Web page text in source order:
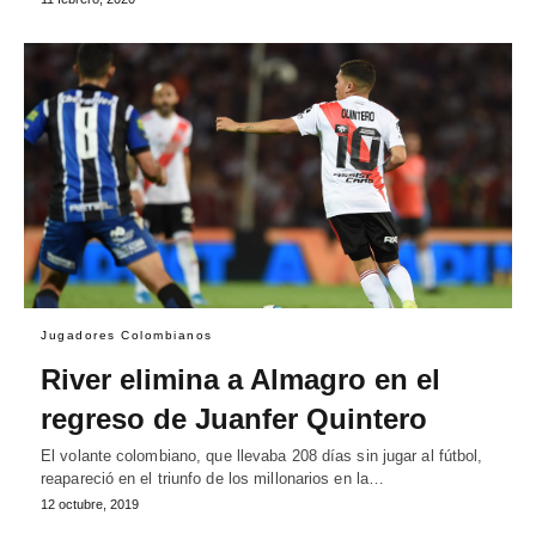
Jugadores Colombianos
River elimina a Almagro en el
regreso de Juanfer Quintero
El volante colombiano, que llevaba 208 días sin jugar al fútbol,
reapareció en el triunfo de los millonarios en la…
12 octubre, 2019